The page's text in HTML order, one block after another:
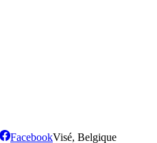
FacebookVisé, Belgique